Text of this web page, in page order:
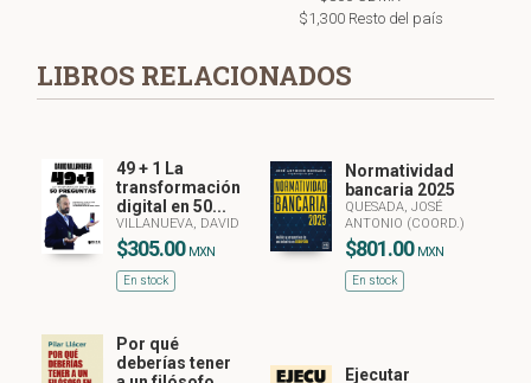
$1,300 Resto del país
LIBROS RELACIONADOS
49 + 1 La
transformación
digital en 50...
VILLANUEVA, DAVID
$305.00 MXN
En stock
Normatividad
bancaria 2025
QUESADA, JOSÉ
ANTONIO (COORD.)
$801.00 MXN
En stock
Por qué
deberías tener
Ejecutar